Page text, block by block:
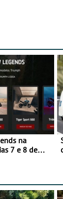
na
7 e 8 de